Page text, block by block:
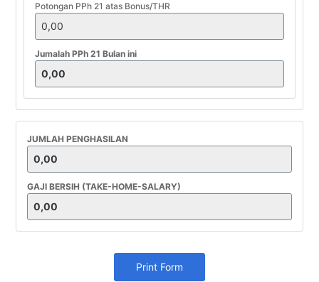
Potongan PPh 21 atas Bonus/THR
Jumalah PPh 21 Bulan ini
JUMLAH PENGHASILAN
GAJI BERSIH (TAKE-HOME-SALARY)